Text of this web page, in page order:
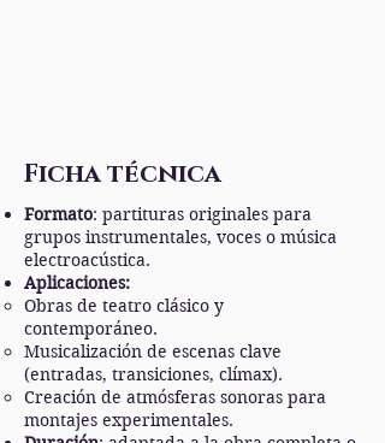
Ficha técnica
Formato: partituras originales para
grupos instrumentales, voces o música
electroacústica.
Aplicaciones:
Obras de teatro clásico y
contemporáneo.
Musicalización de escenas clave
(entradas, transiciones, clímax).
Creación de atmósferas sonoras para
montajes experimentales.